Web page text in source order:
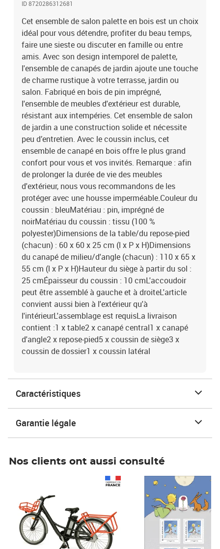
60 x 60 x 25 cm (l x P x H)Dimensions du canapé de milieu/d'angle
(chacun) : 110 x 65 x 55 cm (l x P x H)Hauteur du siège à partir du
sol : 25 cmÉpaisseur du coussin : 10 cmL'accoudoir peut être
assemblé à gauche et à droiteL'article convient aussi bien à
l'extérieur qu'à l'intérieurL'assemblage est requisLa livraison
contient :1 x table2 x canapé central1 x canapé d'angle2 x repose-
pied5 x coussin de siège3 x coussin de dossier1 x coussin latéral
ID 8720286312681
Cet ensemble de salon palette en bois est un choix
idéal pour vous détendre, profiter du beau temps,
faire une sieste ou discuter en famille ou entre
amis. Avec son design intemporel de palette,
l'ensemble de canapés de jardin ajoute une touche
de charme rustique à votre terrasse, jardin ou
salon. Fabriqué en bois de pin imprégné,
l'ensemble de meubles d'extérieur est durable,
résistant aux intempéries. Cet ensemble de salon
de jardin a une construction solide et nécessite
peu d’entretien. Avec le coussin inclus, cet
ensemble de canapé en bois offre le plus grand
confort pour vous et vos invités. Remarque : afin
de prolonger la durée de vie des meubles
d'extérieur, nous vous recommandons de les
protéger avec une housse imperméable.Couleur du
coussin : bleuMatériau : pin, imprégné de
noirMatériau du coussin : tissu (100 %
polyester)Dimensions de la table/du repose-pied
(chacun) : 60 x 60 x 25 cm (l x P x H)Dimensions
du canapé de milieu/d'angle (chacun) : 110 x 65 x
55 cm (l x P x H)Hauteur du siège à partir du sol :
25 cmÉpaisseur du coussin : 10 cmL'accoudoir
peut être assemblé à gauche et à droiteL'article
convient aussi bien à l'extérieur qu'à
l'intérieurL'assemblage est requisLa livraison
contient :1 x table2 x canapé central1 x canapé
d'angle2 x repose-pied5 x coussin de siège3 x
coussin de dossier1 x coussin latéral
Caractéristiques
Garantie légale
Nos clients ont aussi consulté
Prix 7,50€